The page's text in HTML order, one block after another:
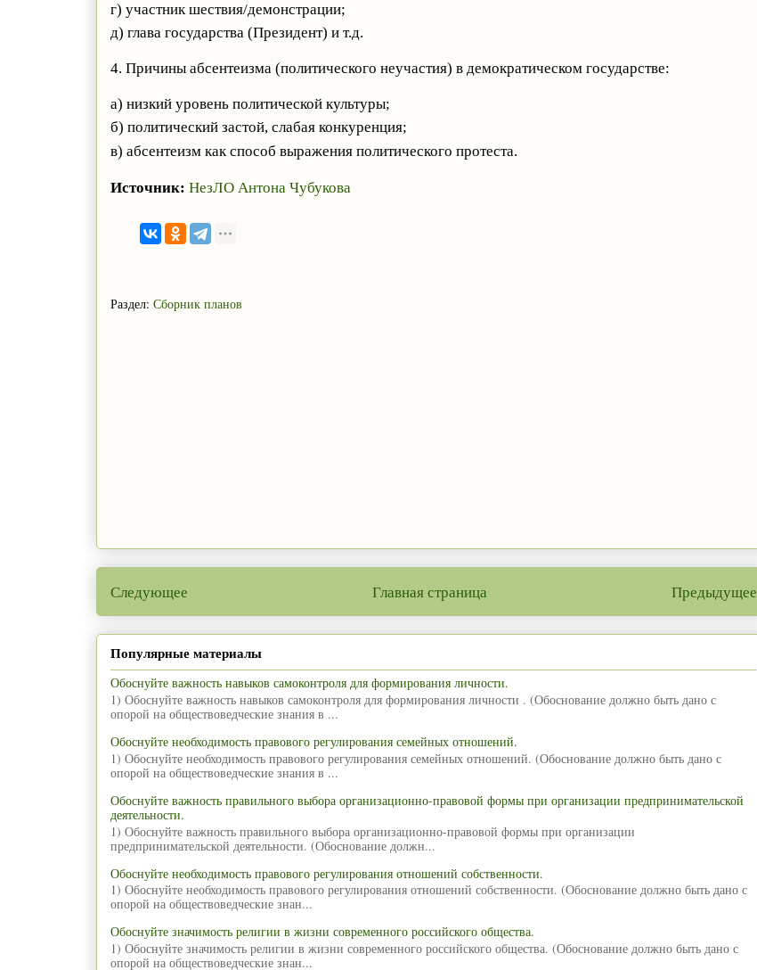
г) участник шествия/демонстрации;
д) глава государства (Президент) и т.д.
4. Причины абсентеизма (политического неучастия) в демократическом государстве:
а) низкий уровень политической культуры;
б) политический застой, слабая конкуренция;
в) абсентеизм как способ выражения политического протеста.
Источник: НезЛО Антона Чубукова
Раздел: Сборник планов
Следующее Предыдущее
Главная страница
Популярные материалы
Обоснуйте важность навыков самоконтроля для формирования личности.
1) Обоснуйте важность навыков самоконтроля для формирования личности . (Обоснование должно быть дано с
опорой на обществоведческие знания в ...
Обоснуйте необходимость правового регулирования семейных отношений.
1) Обоснуйте необходимость правового регулирования семейных отношений. (Обоснование должно быть дано с
опорой на обществоведческие знания в ...
Обоснуйте важность правильного выбора организационно-правовой формы при организации предпринимательской
деятельности.
1) Обоснуйте важность правильного выбора организационно-правовой формы при организации
предпринимательской деятельности. (Обоснование должн...
Обоснуйте необходимость правового регулирования отношений собственности.
1) Обоснуйте необходимость правового регулирования отношений собственности. (Обоснование должно быть дано с
опорой на обществоведческие знан...
Обоснуйте значимость религии в жизни современного российского общества.
1) Обоснуйте значимость религии в жизни современного российского общества. (Обоснование должно быть дано с
опорой на обществоведческие знан...